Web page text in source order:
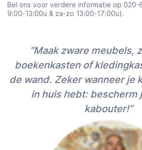
Bel ons voor verdere informatie op 020-
9:00-13:00u & za-zo 13:00-17:00u).
“Maak zware meubels,
boekenkasten of
de wand. Zeker wanneer je
in huis hebt: bescherm
kabouter!”